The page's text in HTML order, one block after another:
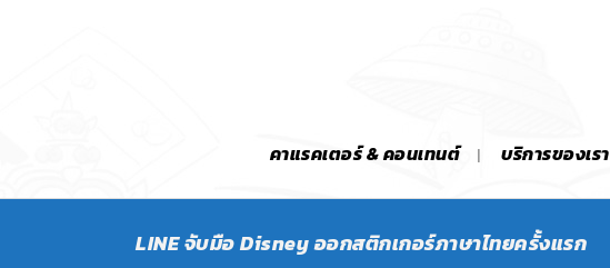
คาแรคเตอร์ & คอนเทนต์ บริการของเรา
LINE จับมือ Disney ออกสติกเกอร์ภาษาไทยครั้งแรก